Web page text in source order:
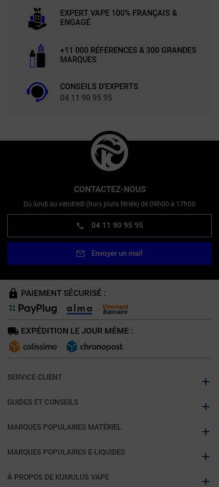
EXPERT VAPE 100% FRANÇAIS &
ENGAGÉ
+11 000 RÉFÉRENCES & 300 GRANDES
MARQUES
CONSEILS D'EXPERTS
04 11 90 95 95
CONTACTEZ-NOUS
Du lundi au vendredi (hors jours fériés) de 09h00 à 17h00
04 11 90 95 95
Envoyer un mail
PAIEMENT SÉCURISÉ :
EXPÉDITION LE JOUR MÊME :
SERVICE CLIENT
GUIDES ET CONSEILS
MARQUES POPULAIRES MATÉRIEL
MARQUES POPULAIRES E-LIQUIDES
À PROPOS DE KUMULUS VAPE